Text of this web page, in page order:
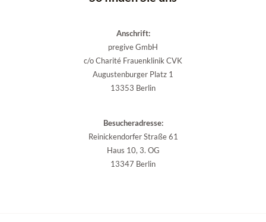
Anschrift:
pregive GmbH
c/o Charité Frauenklinik CVK
Augustenburger Platz 1
13353 Berlin
Besucheradresse:
Reinickendorfer Straße 61
Haus 10, 3. OG
13347 Berlin